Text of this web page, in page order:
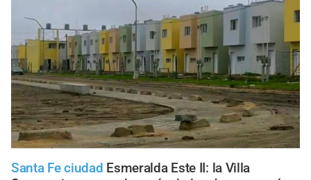
Santa Fe ciudad Esmeralda Este II: la Villa